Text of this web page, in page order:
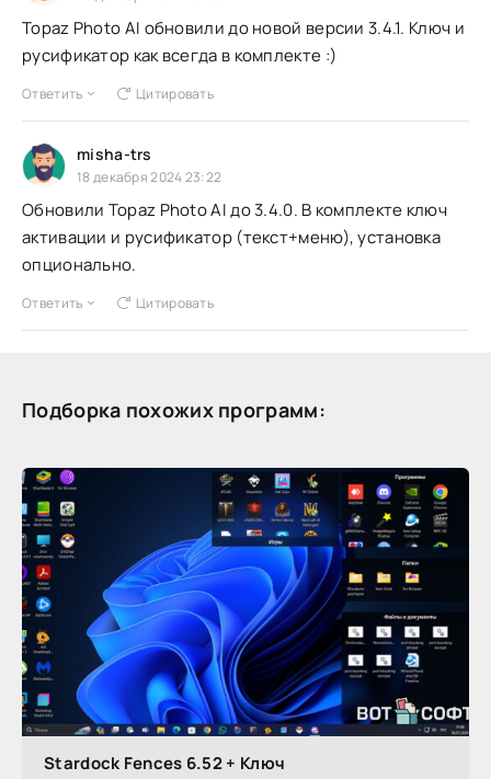
Topaz Photo AI обновили до новой версии 3.4.1. Ключ и
русификатор как всегда в комплекте :)
Ответить Цитировать
misha-trs
18 декабря 2024 23:22
Обновили Topaz Photo AI до 3.4.0. В комплекте ключ
активации и русификатор (текст+меню), установка
опционально.
Ответить Цитировать
Подборка похожих программ:
Stardock Fences 6.52 + Ключ